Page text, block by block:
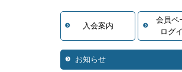
入会案内
会員ペ
ログ
お知らせ